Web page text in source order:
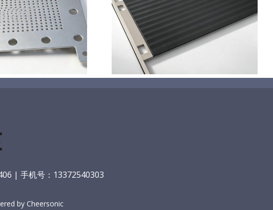
喷涂钛基二氧化铅
阳极
| 手机号：13372540303
by Cheersonic